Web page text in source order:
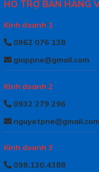
HỖ TRỢ BÁN HÀNG
Kinh doanh 1
0962 076 138
giappne@gmail.com
Kinh doanh 2
0932 279 296
nguyetpne@gmail.com
Kinh doanh 3
098.130.4388